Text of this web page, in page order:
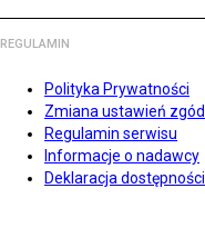
REGULAMIN
Polityka Prywatności
Zmiana ustawień zgód
Regulamin serwisu
Informacje o nadawcy
Deklaracja dostępności